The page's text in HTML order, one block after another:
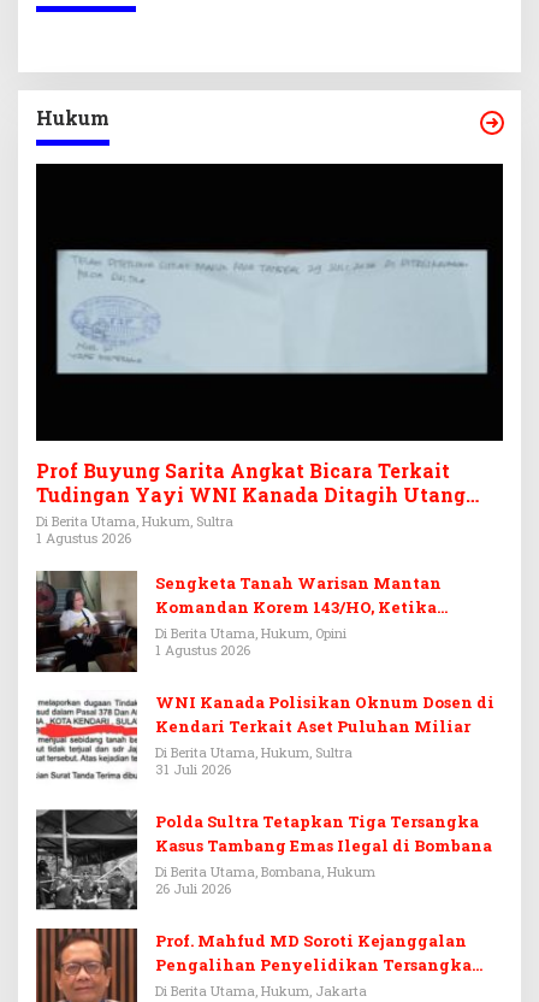
Hukum
Prof Buyung Sarita Angkat Bicara Terkait
Tudingan Yayi WNI Kanada Ditagih Utang
Rp3,6 Miliar
Di Berita Utama, Hukum, Sultra
1 Agustus 2026
Sengketa Tanah Warisan Mantan
Komandan Korem 143/HO, Ketika
Warisan Menjadi Arena Pemerasan
Di Berita Utama, Hukum, Opini
1 Agustus 2026
WNI Kanada Polisikan Oknum Dosen di
Kendari Terkait Aset Puluhan Miliar
Di Berita Utama, Hukum, Sultra
31 Juli 2026
Polda Sultra Tetapkan Tiga Tersangka
Kasus Tambang Emas Ilegal di Bombana
Di Berita Utama, Bombana, Hukum
26 Juli 2026
Prof. Mahfud MD Soroti Kejanggalan
Pengalihan Penyelidikan Tersangka
Febrie Adriansyah
Di Berita Utama, Hukum, Jakarta